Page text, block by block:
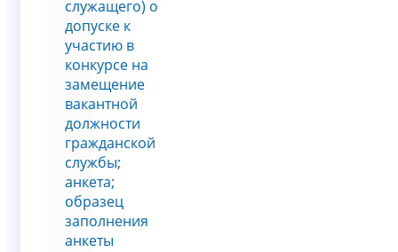
служащего) о
допуске к
участию в
конкурсе на
замещение
вакантной
должности
гражданской
службы;
анкета;
образец
заполнения
анкеты